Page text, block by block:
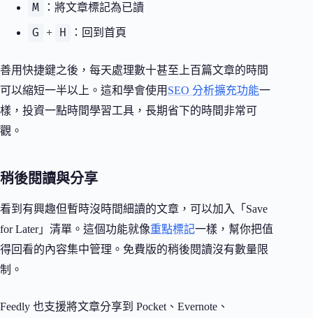
M ：將文章標記為已讀
G + H ：回到首頁
善用快捷鍵之後，每天處理數十甚至上百篇文章的時間
可以縮短一半以上。這和學會使用 SEO 分析擴充功能一
樣，投資一點時間學習工具，長期省下的時間非常可
觀。
稍後閱讀與分享
看到有興趣但暫時沒時間細讀的文章，可以加入「Save
for Later」清單。這個功能就像重點標記一樣，幫你把值
得回看的內容集中管理。免費版的稍後閱讀沒有數量限
制。
Feedly 也支援將文章分享到 Pocket、Evernote、